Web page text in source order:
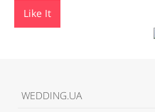
Like It
WEDDING.UA